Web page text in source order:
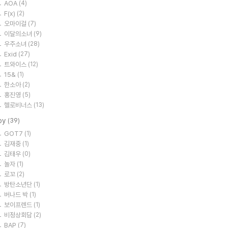
AOA (4)
F(x) (2)
오마이걸 (7)
이달의소녀 (9)
우주소녀 (28)
Exid (27)
트와이스 (12)
15& (1)
한소아 (2)
홍진영 (5)
헬로비너스 (13)
(39)
GOT7 (1)
김재중 (1)
김태우 (0)
놀자 (1)
로꼬 (2)
방탄소년단 (1)
버나드 박 (1)
보이프렌드 (1)
비정상회담 (2)
BAP (7)